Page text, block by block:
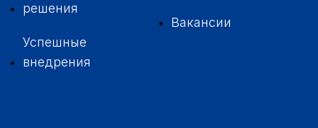
решения
Успешные
внедрения
Вакансии